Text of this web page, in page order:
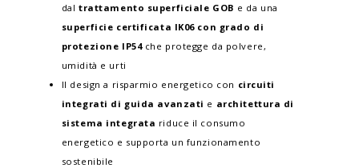
daltrattamento superficiale GOB e da una
superficie certificata IK06 con grado di
protezione IP54che protegge da polvere,
umidità e urti
Il design a risparmio energetico con circuiti
integrati di guida avanzati e architettura di
sistema integrata riduce il consumo
energetico e supporta un funzionamento
sostenibile